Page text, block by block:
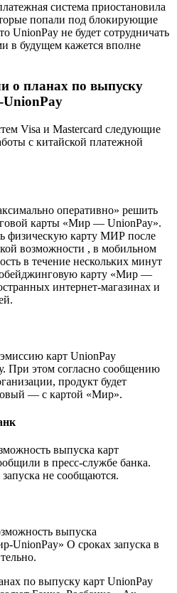
система приостановила
попали под блокирующие
не будет сотрудничать
в будущем кажется вполне
о планах по выпуску
Visa и Mastercard следующие
с китайской платежной
оперативно» решить
карты «Мир — UnionPay».
физическую карту МИР после
возможности , в мобильном
в течение нескольких минут
карту «Мир —
интернет-магазинах и
карт UnionPay
При этом согласно сообщению
продукт будет
— с картой «Мир».
выпуска карт
в пресс-службе банка.
не сообщаются.
выпуска
UnionPay» О сроках запуска в
по выпуску карт UnionPay